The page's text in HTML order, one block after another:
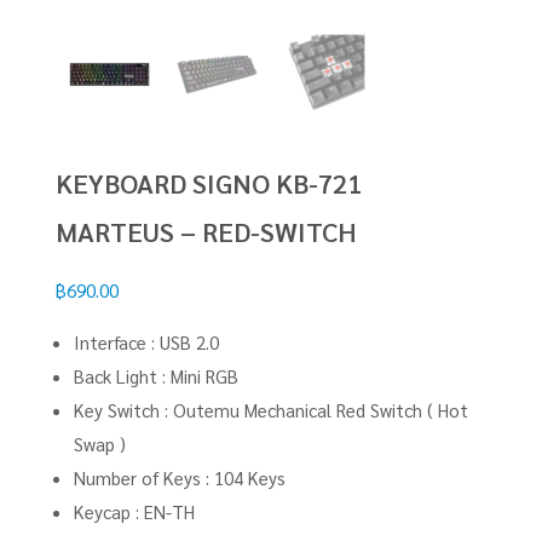
KEYBOARD SIGNO KB-721
MARTEUS – RED-SWITCH
฿690.00
Interface : USB 2.0
Back Light : Mini RGB
Key Switch : Outemu Mechanical Red Switch ( Hot
Swap )
Number of Keys : 104 Keys
Keycap : EN-TH